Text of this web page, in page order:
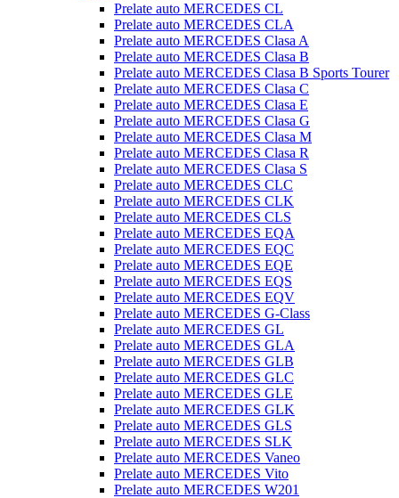
Prelate auto MERCEDES CL
Prelate auto MERCEDES CLA
Prelate auto MERCEDES Clasa A
Prelate auto MERCEDES Clasa B
Prelate auto MERCEDES Clasa B Sports Tourer
Prelate auto MERCEDES Clasa C
Prelate auto MERCEDES Clasa E
Prelate auto MERCEDES Clasa G
Prelate auto MERCEDES Clasa M
Prelate auto MERCEDES Clasa R
Prelate auto MERCEDES Clasa S
Prelate auto MERCEDES CLC
Prelate auto MERCEDES CLK
Prelate auto MERCEDES CLS
Prelate auto MERCEDES EQA
Prelate auto MERCEDES EQC
Prelate auto MERCEDES EQE
Prelate auto MERCEDES EQS
Prelate auto MERCEDES EQV
Prelate auto MERCEDES G-Class
Prelate auto MERCEDES GL
Prelate auto MERCEDES GLA
Prelate auto MERCEDES GLB
Prelate auto MERCEDES GLC
Prelate auto MERCEDES GLE
Prelate auto MERCEDES GLK
Prelate auto MERCEDES GLS
Prelate auto MERCEDES SLK
Prelate auto MERCEDES Vaneo
Prelate auto MERCEDES Vito
Prelate auto MERCEDES W201